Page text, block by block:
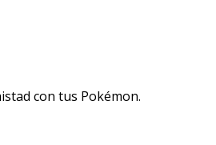
con tus Pokémon.